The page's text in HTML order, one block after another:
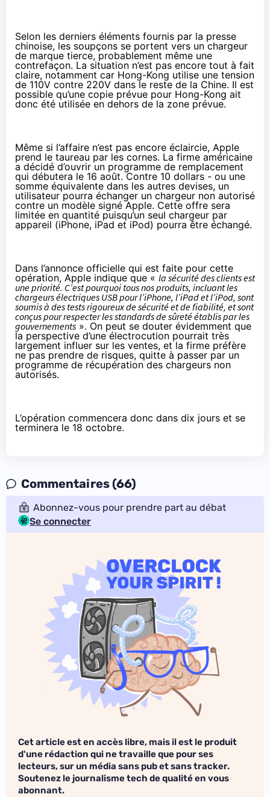
Selon les derniers éléments fournis par la presse
chinoise, les soupçons se portent vers un chargeur
de marque tierce, probablement même une
contrefaçon. La situation n’est pas encore tout à fait
claire, notamment car Hong-Kong utilise une tension
de 110V contre 220V dans le reste de la Chine. Il est
possible qu’une copie prévue pour Hong-Kong ait
donc été utilisée en dehors de la zone prévue.
Même si l’affaire n’est pas encore éclaircie, Apple
prend le taureau par les cornes. La firme américaine
a décidé d’ouvrir un programme de remplacement
qui débutera le 16 août. Contre 10 dollars - ou une
somme équivalente dans les autres devises, un
utilisateur pourra échanger un chargeur non autorisé
contre un modèle signé Apple. Cette offre sera
limitée en quantité puisqu’un seul chargeur par
appareil (iPhone, iPad et iPod) pourra être échangé.
Dans l’annonce officielle qui est faite pour cette
opération, Apple indique que « la sécurité des clients est
une priorité. C’est pourquoi tous nos produits, incluant les
chargeurs électriques USB pour l’iPhone, l’iPad et l’iPod, sont
soumis à des tests rigoureux de sécurité et de fiabilité, et sont
conçus pour respecter les standards de sûreté établis par les
gouvernements ». On peut se douter évidemment que
la perspective d’une électrocution pourrait très
largement influer sur les ventes, et la firme préfère
ne pas prendre de risques, quitte à passer par un
programme de récupération des chargeurs non
autorisés.
L’opération commencera donc dans dix jours et se
terminera le 18 octobre.
Commentaires (66)
Abonnez-vous pour prendre part au débat
Se connecter
Cet article est en accès libre, mais il est le produit
d'une rédaction qui ne travaille que pour ses
lecteurs, sur un média sans pub et sans tracker.
Soutenez le journalisme tech de qualité en vous
abonnant.